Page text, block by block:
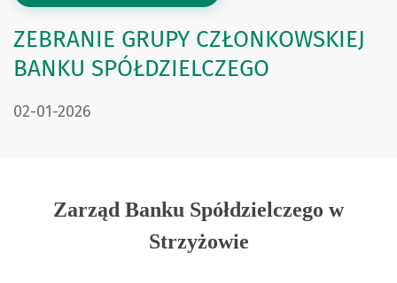
ZEBRANIE GRUPY CZŁONKOWSKIEJ
BANKU SPÓŁDZIELCZEGO
DATA PUBLIKACJI:
02-01-2026
Zarząd Banku Spółdzielczego w
Strzyżowie